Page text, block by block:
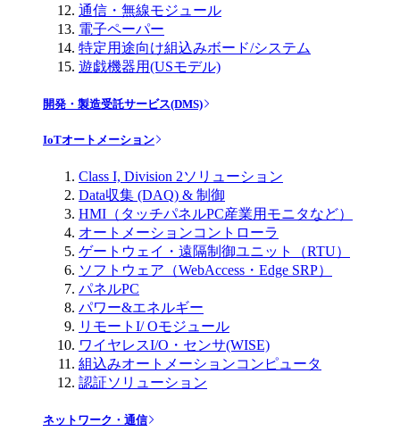
通信・無線モジュール
電子ペーパー
特定用途向け組込みボード/システム
遊戯機器用(USモデル)
開発・製造受託サービス(DMS)
IoTオートメーション
Class I, Division 2ソリューション
Data収集 (DAQ) & 制御
HMI（タッチパネルPC産業用モニタなど）
オートメーションコントローラ
ゲートウェイ・遠隔制御ユニット（RTU）
ソフトウェア（WebAccess・Edge SRP）
パネルPC
パワー&エネルギー
リモートI/ Oモジュール
ワイヤレスI/O・センサ(WISE)
組込みオートメーションコンピュータ
認証ソリューション
ネットワーク・通信